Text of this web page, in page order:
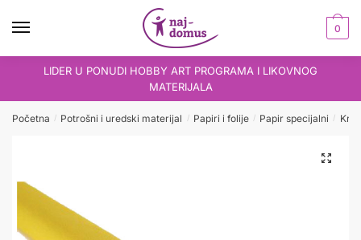
0
LIDER U PONUDI HOBBY ART PROGRAMA I LIKOVNOG
MATERIJALA
Početna / Potrošni i uredski materijal / Papiri i folije / Papir specijalni /